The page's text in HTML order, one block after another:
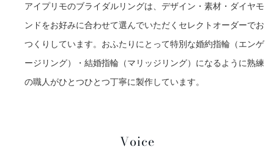
アイプリモのブライダルリングは、デザイン・素材・ダイヤモ
ンドをお好みに合わせて選んでいただくセレクトオーダーでお
つくりしています。おふたりにとって特別な婚約指輪（エンゲ
ージリング）・結婚指輪（マリッジリング）になるように熟練
の職人がひとつひとつ丁寧に製作しています。
Voice